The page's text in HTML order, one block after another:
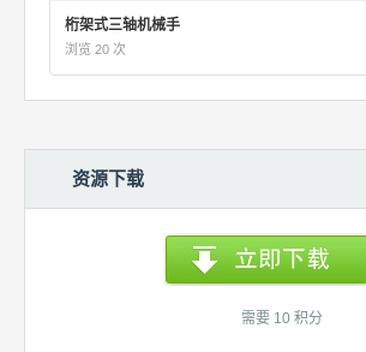
桁架式三轴机械手
浏览 20 次
资源下载
需要 10 积分